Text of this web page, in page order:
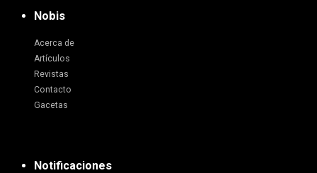
Nobis
Acerca de
Artículos
Revistas
Contacto
Gacetas
Notificaciones